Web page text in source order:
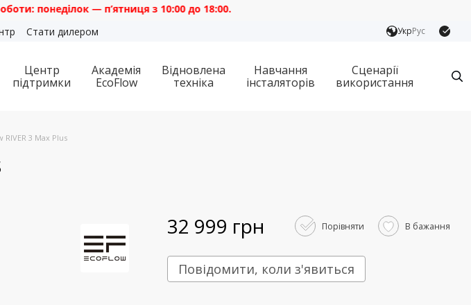
— п’ятниця з 10:00 до 18:00.
Стати дилером УкрРус
Центр
підтримки
Академія
EcoFlow
Відновлена
техніка
Навчання
інсталяторів
Сценарії
використання
RIVER 3 Max Plus
32 999 грн Порівняти В бажання
Повідомити, коли з'явиться